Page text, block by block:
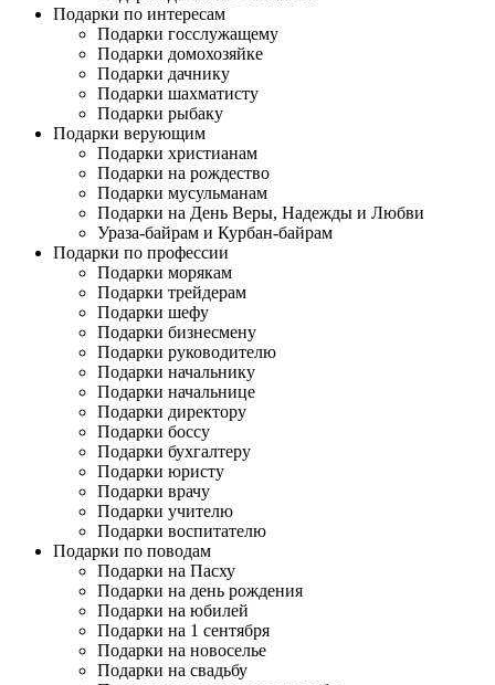
Подарки по интересам
Подарки госслужащему
Подарки домохозяйке
Подарки дачнику
Подарки шахматисту
Подарки рыбаку
Подарки верующим
Подарки христианам
Подарки на рождество
Подарки мусульманам
Подарки на День Веры, Надежды и Любви
Ураза-байрам и Курбан-байрам
Подарки по профессии
Подарки морякам
Подарки трейдерам
Подарки шефу
Подарки бизнесмену
Подарки руководителю
Подарки начальнику
Подарки начальнице
Подарки директору
Подарки боссу
Подарки бухгалтеру
Подарки юристу
Подарки врачу
Подарки учителю
Подарки воспитателю
Подарки по поводам
Подарки на Пасху
Подарки на день рождения
Подарки на юбилей
Подарки на 1 сентября
Подарки на новоселье
Подарки на свадьбу